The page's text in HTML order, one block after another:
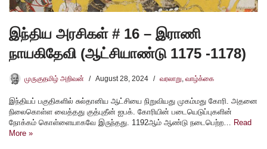
இந்திய அரசிகள் # 16 – இராணி
நாயகிதேவி (ஆட்சியாண்டு 1175 -1178)
முருகுதமிழ் அறிவன் August 28, 2024 வரலாறு வாழ்க்கை
இந்தியப் பகுதிகளில் சுல்தானிய ஆட்சியை நிறுவியது முகம்மது கோரி. அதனை
நிலைகொள்ள வைத்தது குத்புதீன் ஐபக். கோரியின் படையெடுப்புகளின்
நோக்கம் கொள்ளையாகவே இருந்தது. 1192ஆம் ஆண்டு நடைபெற்ற…
Read
More »